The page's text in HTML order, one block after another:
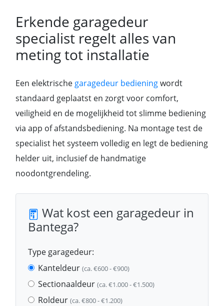
Erkende garagedeur
specialist regelt alles van
meting tot installatie
Een elektrische garagedeur bedieningwordt
standaard geplaatst en zorgt voor comfort,
veiligheid en de mogelijkheid tot slimme bediening
via app of afstandsbediening. Na montage test de
specialist het systeem volledig en legt de bediening
helder uit, inclusief de handmatige
noodontgrendeling.
Wat kost een garagedeur in
Bantega?
Type garagedeur:
Kanteldeur (ca. €600 - €900)
Sectionaaldeur (ca. €1.000 - €1.500)
Roldeur (ca. €800 - €1.200)